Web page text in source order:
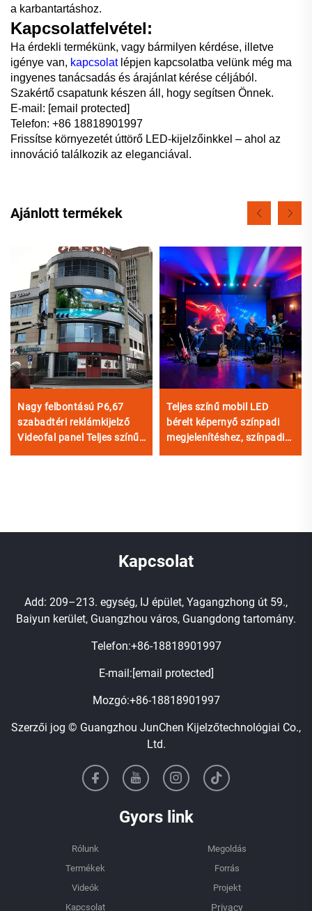
a karbantartáshoz.
Kapcsolatfelvétel:
Ha érdekli termékünk, vagy bármilyen kérdése, illetve
igénye van, kapcsolat lépjen kapcsolatba velünk még ma
ingyenes tanácsadás és árajánlat kérése céljából.
Szakértő csapatunk készen áll, hogy segítsen Önnek.
E-mail: [email protected]
Telefon: +86 18818901997
Frissítse környezetét úttörő LED-kijelzőinkkel – ahol az
innováció találkozik az eleganciával.
Ajánlott termékek
Nagy felbontású P6,67
szabadtéri reklámkijelző
Videofal panel Teljes színű,
Teljes színű mobil LED
bérelt képernyő színpadi
megjelenítéshez, színpadi
Kapcsolat
Add: 209–213. egység, IJ épület, Yagangzhong út 59.,
Baiyun kerület, Guangzhou város, Guangdong tartomány.
Telefon:+86-18818901997
E-mail:[email protected]
Mozgó:+86-18818901997
Szerzői jog © Guangzhou JunChen Kijelzőtechnológiai Co.,
Ltd.
Gyors link
Rólunk
Megoldás
Termékek
Forrás
Videók
Projekt
Kapcsolat